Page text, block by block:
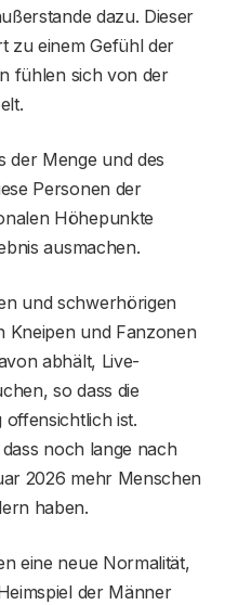
dazu. Dieser
zu einem Gefühl der
fühlen sich von der
der Menge und des
Personen der
Höhepunkte
ausmachen.
und schwerhörigen
Kneipen und Fanzonen
abhält, Live-
so dass die
ist.
noch lange nach
2026 mehr Menschen
haben.
eine neue Normalität,
der Männer